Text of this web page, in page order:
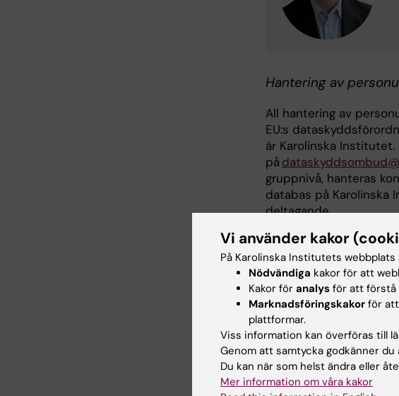
Hantering av
All hantering av
EU:s
är Karolinska
på
gruppnivå, hanteras
databas på Karolinska
deltagande.
Uppdaterad av:
Kicki Karlsson 2026-04-24
Dela
Vi använder kakor
På Karolinska Institutets
Nödvändiga kakor för att
Kakor för analys för att förstå
Marknadsföringskakor för
plattformar.
Viss information kan överföras till
Genom att samtycka godkänner
Du kan när som helst ändra eller
Mer information om våra kakor